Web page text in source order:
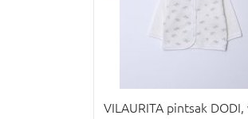
VILAURITA pintsak DODI,